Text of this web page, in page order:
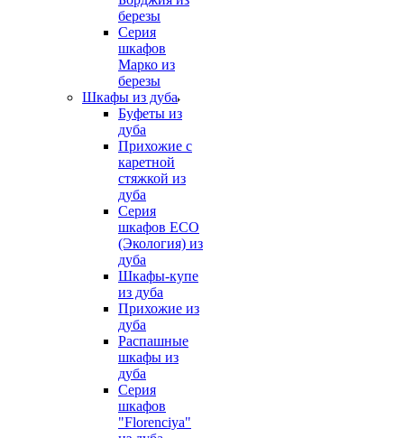
березы
Серия
шкафов
Марко из
березы
Шкафы из дуба
Буфеты из
дуба
Прихожие с
каретной
стяжкой из
дуба
Серия
шкафов ECO
(Экология) из
дуба
Шкафы-купе
из дуба
Прихожие из
дуба
Распашные
шкафы из
дуба
Серия
шкафов
"Florenciya"